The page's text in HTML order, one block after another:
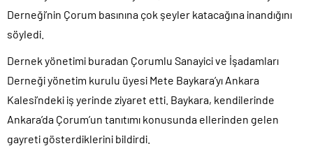
Derneği’nin Çorum basınına çok şeyler katacağına inandığını
söyledi.
Dernek yönetimi buradan Çorumlu Sanayici ve İşadamları
Derneği yönetim kurulu üyesi Mete Baykara’yı Ankara
Kalesi’ndeki iş yerinde ziyaret etti. Baykara, kendilerinde
Ankara’da Çorum’un tanıtımı konusunda ellerinden gelen
gayreti gösterdiklerini bildirdi.